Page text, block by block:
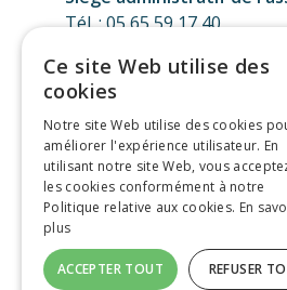
Tél. : 05 65 59 17 40
aveyron.fr
Tremplin pour l'emploi © 2026
Ce site Web utilise des
cookies
Notre site Web utilise des cookies
améliorer l'expérience utilisateur. En
utilisant notre site Web, vous
les cookies conformément à notre
Politique relative aux cookies. En
plus
ACCEPTER TOUT REFUSER